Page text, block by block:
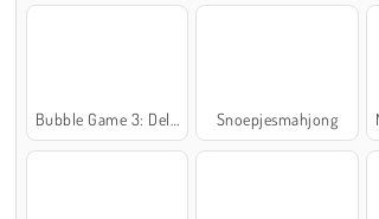
Bubble Game 3: Deluxe Snoepjesmahjong